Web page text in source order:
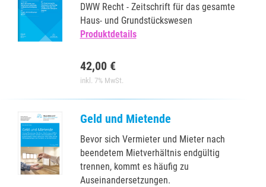
DWW Recht - Zeitschrift für das gesamte
Haus- und Grundstückswesen
Produktdetails
42,00 €
inkl. 7% MwSt.
Geld und Mietende
Bevor sich Vermieter und Mieter nach
beendetem Mietverhältnis endgültig
trennen, kommt es häufig zu
Auseinandersetzungen.